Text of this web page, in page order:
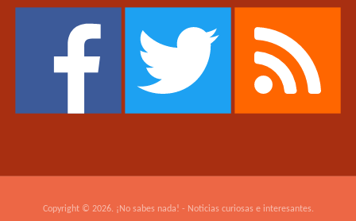
Copyright © 2026. ¡No sabes nada! - Noticias curiosas e interesantes.